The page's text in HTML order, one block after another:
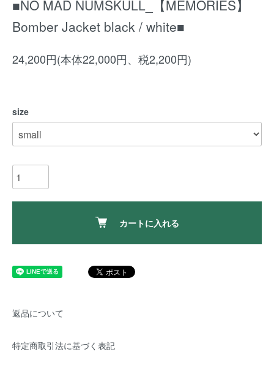
■NO MAD NUMSKULL_【MEMORIES】
Bomber Jacket black / white■
24,200円(本体22,000円、税2,200円)
size
カートに入れる
返品について
特定商取引法に基づく表記